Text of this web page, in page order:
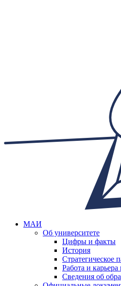
МАИ
Об университете
Цифры и факты
История
Стратегическое
Работа и
Сведения об